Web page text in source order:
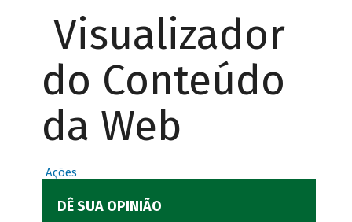
Visualizador
do Conteúdo
da Web
Ações
DÊ SUA OPINIÃO